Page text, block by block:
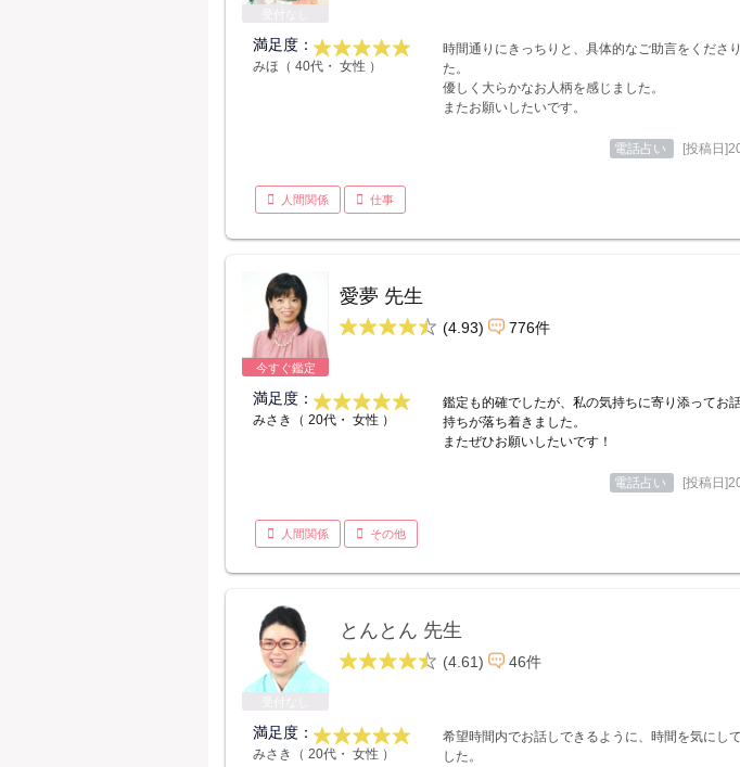
満足度：
みほ（ 40代・ 女性 ）
時間通りにきっちりと、具体的なご助言をくださ
た。
優しく大らかなお人柄を感じました。
またお願いしたいです。
電話占い [投稿日
人間関係 仕事
今すぐ鑑定
愛夢 先生
(4.93) 776件
満足度：
みさき（ 20代・ 女性 ）
鑑定も的確でしたが、私の気持ちに寄り添ってお
持ちが落ち着きました。
またぜひお願いしたいです！
電話占い [投稿日
人間関係 その他
とんとん 先生
(4.61) 46件
満足度：
みさき（ 20代・ 女性 ）
希望時間内でお話しできるように、時間を気にし
した。